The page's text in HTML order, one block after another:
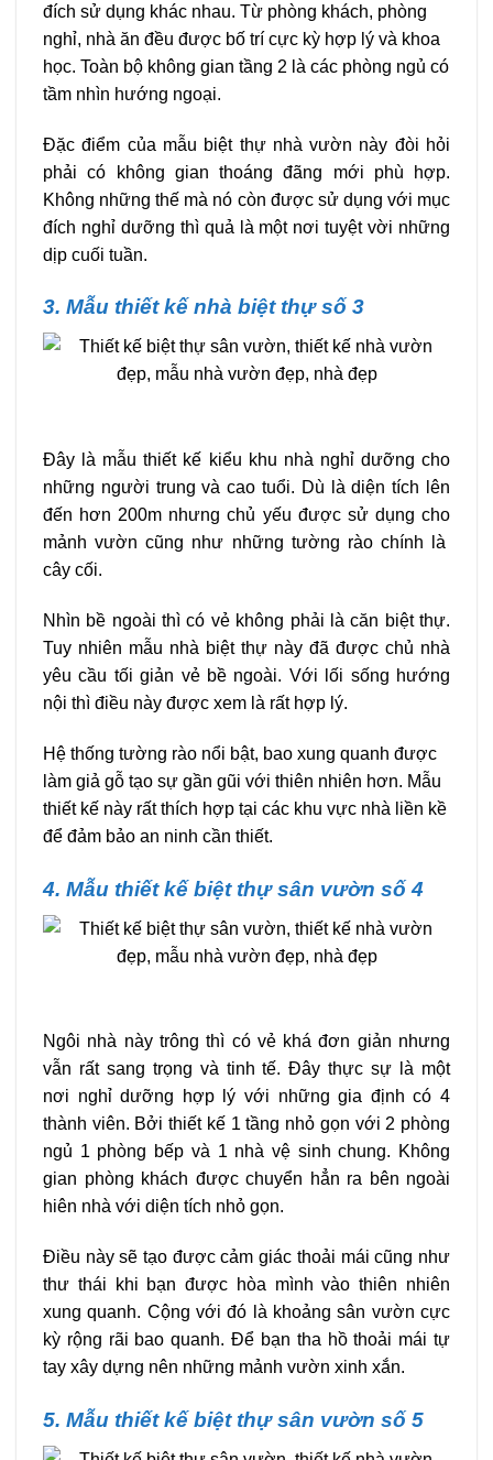
đích sử dụng khác nhau. Từ phòng khách, phòng
nghỉ, nhà ăn đều được bố trí cực kỳ hợp lý và khoa
học. Toàn bộ không gian tầng 2 là các phòng ngủ có
tầm nhìn hướng ngoại.
Đặc điểm của mẫu biệt thự nhà vườn này đòi hỏi
phải có không gian thoáng đãng mới phù hợp.
Không những thế mà nó còn được sử dụng với mục
đích nghỉ dưỡng thì quả là một nơi tuyệt vời những
dịp cuối tuần.
3. Mẫu thiết kế nhà biệt thự số 3
Đây là mẫu thiết kế kiểu khu nhà nghỉ dưỡng cho
những người trung và cao tuổi. Dù là diện tích lên
đến hơn 200m nhưng chủ yếu được sử dụng cho
mảnh vườn cũng như những tường rào chính là
cây cối.
Nhìn bề ngoài thì có vẻ không phải là căn biệt thự.
Tuy nhiên mẫu nhà biệt thự này đã được chủ nhà
yêu cầu tối giản vẻ bề ngoài. Với lối sống hướng
nội thì điều này được xem là rất hợp lý.
Hệ thống tường rào nổi bật, bao xung quanh được
làm giả gỗ tạo sự gần gũi với thiên nhiên hơn. Mẫu
thiết kế này rất thích hợp tại các khu vực nhà liền kề
để đảm bảo an ninh cần thiết.
4. Mẫu thiết kế biệt thự sân vườn số 4
Ngôi nhà này trông thì có vẻ khá đơn giản nhưng
vẫn rất sang trọng và tinh tế. Đây thực sự là một
nơi nghỉ dưỡng hợp lý với những gia định có 4
thành viên. Bởi thiết kế 1 tầng nhỏ gọn với 2 phòng
ngủ 1 phòng bếp và 1 nhà vệ sinh chung. Không
gian phòng khách được chuyển hẳn ra bên ngoài
hiên nhà với diện tích nhỏ gọn.
Điều này sẽ tạo được cảm giác thoải mái cũng như
thư thái khi bạn được hòa mình vào thiên nhiên
xung quanh. Cộng với đó là khoảng sân vườn cực
kỳ rộng rãi bao quanh. Để bạn tha hồ thoải mái tự
tay xây dựng nên những mảnh vườn xinh xắn.
5. Mẫu thiết kế biệt thự sân vườn số 5